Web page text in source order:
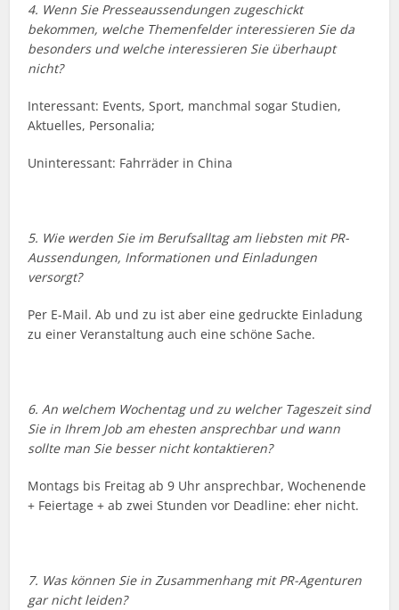
4. Wenn Sie Presseaussendungen zugeschickt
bekommen, welche Themenfelder interessieren Sie da
besonders und welche interessieren Sie überhaupt
nicht?
Interessant: Events, Sport, manchmal sogar Studien,
Aktuelles, Personalia;
Uninteressant: Fahrräder in China
5. Wie werden Sie im Berufsalltag am liebsten mit PR-
Aussendungen, Informationen und Einladungen
versorgt?
Per E-Mail. Ab und zu ist aber eine gedruckte Einladung
zu einer Veranstaltung auch eine schöne Sache.
6. An welchem Wochentag und zu welcher Tageszeit sind
Sie in Ihrem Job am ehesten ansprechbar und wann
sollte man Sie besser nicht kontaktieren?
Montags bis Freitag ab 9 Uhr ansprechbar, Wochenende
+ Feiertage + ab zwei Stunden vor Deadline: eher nicht.
7. Was können Sie in Zusammenhang mit PR-Agenturen
gar nicht leiden?